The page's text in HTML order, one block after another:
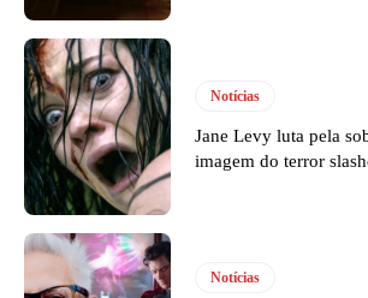
Notícias
Jane Levy luta pela
imagem do terror
Notícias